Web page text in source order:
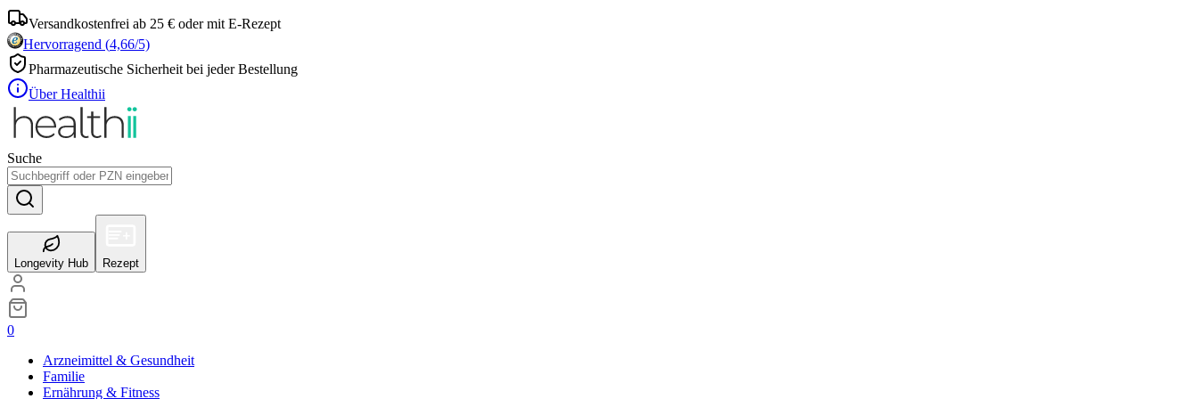
Versandkostenfrei ab 25 € oder mit E-Rezept
Hervorragend (4,66/5)
Pharmazeutische Sicherheit bei jeder Bestellung
Über Healthii
Suche
Longevity Hub Rezept
0
Arzneimittel & Gesundheit
Familie
Ernährung & Fitness